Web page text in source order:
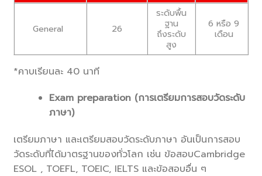
General 26
ระดับพื้น
ฐาน
ถึงระดับ
สูง
6 หรือ 9
เดือน
*คาบเรียนละ 40 นาที
Exam preparation (การเตรียมการสอบวัดระดับ
ภาษา)
เตรียมภาษา และเตรียมสอบวัดระดับภาษา อันเป็นการสอบ
วัดระดับที่ได้มาตรฐานของทั่วโลก เช่น ข้อสอบCambridge
ESOL , TOEFL, TOEIC, IELTS และข้อสอบอื่น ๆ